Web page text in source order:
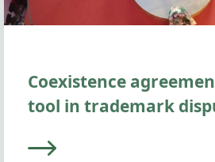
Coexistence
tool in trademark